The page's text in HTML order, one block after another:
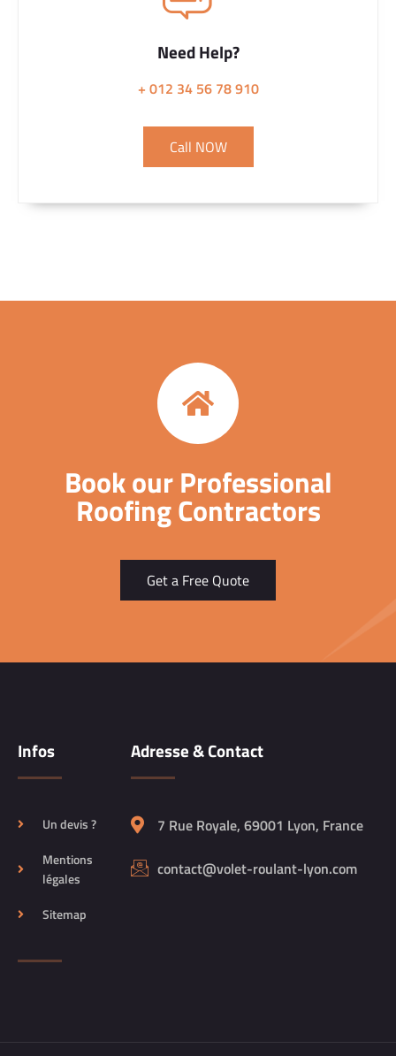
Need Help?
+ 012 34 56 78 910
Call NOW
Book our Professional
Roofing Contractors
Get a Free Quote
Infos
Un devis ?
Mentions
légales
Sitemap
Adresse & Contact
7 Rue Royale, 69001 Lyon, France
contact@volet-roulant-lyon.com